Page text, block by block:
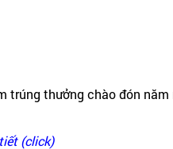
trúng thưởng chào đón năm
(click)